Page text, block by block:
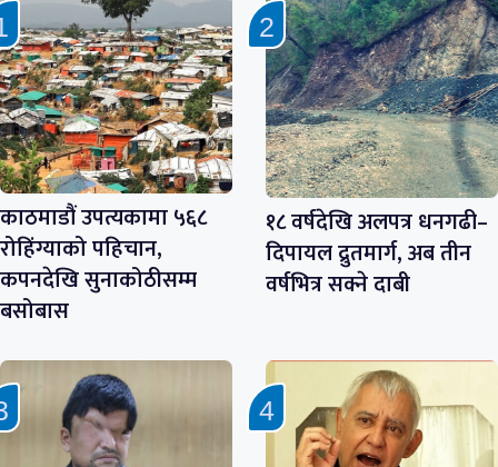
काठमाडौं उपत्यकामा ५६८
रोहिंग्याको पहिचान,
कपनदेखि सुनाकोठीसम्म
बसोबास
१८ वर्षदेखि अलपत्र धनगढी–
दिपायल द्रुतमार्ग, अब तीन
वर्षभित्र सक्ने दाबी